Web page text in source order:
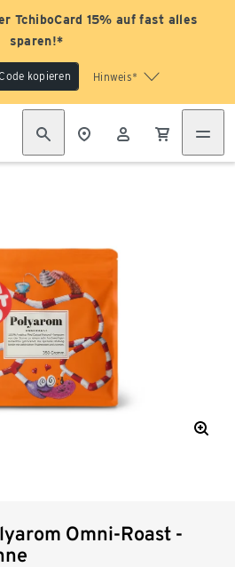
TchiboCard 15% auf fast alles
sparen!*
kopieren Hinweis*
Omni-Roast -